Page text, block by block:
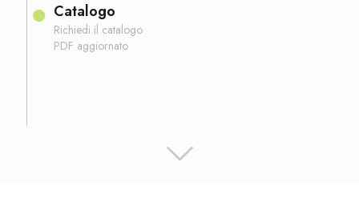
Catalogo
Richiedi il catalogo
PDF aggiornato